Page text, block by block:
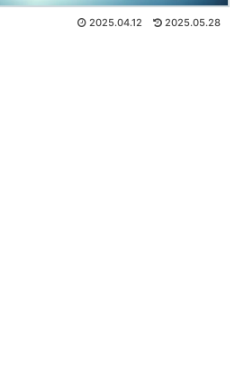
2025.04.12 2025.05.28